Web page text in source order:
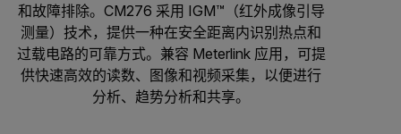
和故障排除。CM276 采用 IGM™（红外成像引导
测量）技术，提供一种在安全距离内识别热点和
过载电路的可靠方式。兼容 Meterlink 应用，可提
供快速高效的读数、图像和视频采集，以便进行
分析、趋势分析和共享。